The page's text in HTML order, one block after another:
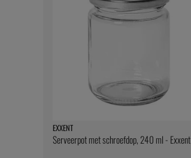
EXXENT
Serveerpot met schroefdop, 240 ml - Exxent